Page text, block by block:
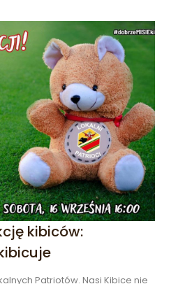
kibiców:
Patriotów. Nasi Kibice nie